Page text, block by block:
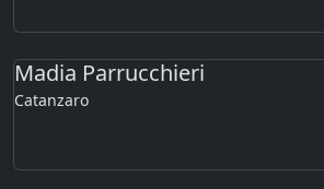
Madia Parrucchieri
Catanzaro